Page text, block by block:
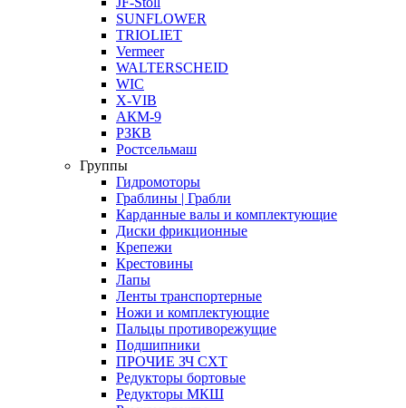
SUNFLOWER
TRIOLIET
Vermeer
WALTERSCHEID
WIC
X-VIB
АКМ-9
РЗКВ
Ростсельмаш
Группы
Гидромоторы
Граблины | Грабли
Карданные валы и комплектующие
Диски фрикционные
Крепежи
Крестовины
Лапы
Ленты транспортерные
Ножи и комплектующие
Пальцы противорежущие
Подшипники
ПРОЧИЕ ЗЧ СХТ
Редукторы бортовые
Редукторы МКШ